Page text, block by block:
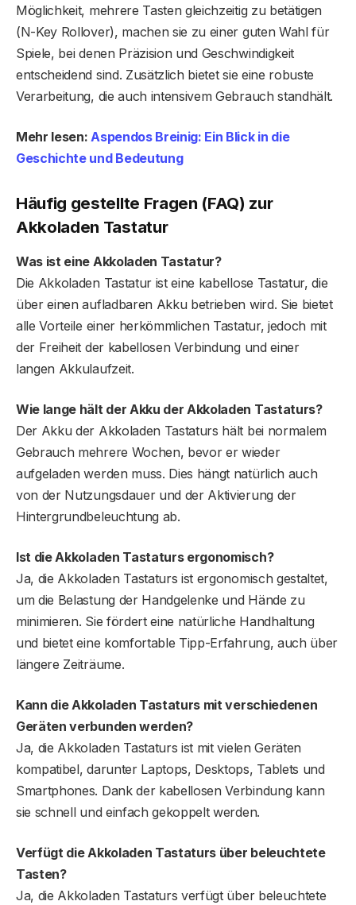
Möglichkeit, mehrere Tasten gleichzeitig zu betätigen
(N-Key Rollover), machen sie zu einer guten Wahl für
Spiele, bei denen Präzision und Geschwindigkeit
entscheidend sind. Zusätzlich bietet sie eine robuste
Verarbeitung, die auch intensivem Gebrauch standhält.
Mehr lesen:Aspendos Breinig: Ein Blick in die
Geschichte und Bedeutung
Häufig gestellte Fragen (FAQ) zur
Akkoladen Tastatur
Was ist eine Akkoladen Tastatur?
Die Akkoladen Tastatur ist eine kabellose Tastatur, die
über einen aufladbaren Akku betrieben wird. Sie bietet
alle Vorteile einer herkömmlichen Tastatur, jedoch mit
der Freiheit der kabellosen Verbindung und einer
langen Akkulaufzeit.
Wie lange hält der Akku der Akkoladen Tastaturs?
Der Akku der Akkoladen Tastaturs hält bei normalem
Gebrauch mehrere Wochen, bevor er wieder
aufgeladen werden muss. Dies hängt natürlich auch
von der Nutzungsdauer und der Aktivierung der
Hintergrundbeleuchtung ab.
Ist die Akkoladen Tastaturs ergonomisch?
Ja, die Akkoladen Tastaturs ist ergonomisch gestaltet,
um die Belastung der Handgelenke und Hände zu
minimieren. Sie fördert eine natürliche Handhaltung
und bietet eine komfortable Tipp-Erfahrung, auch über
längere Zeiträume.
Kann die Akkoladen Tastaturs mit verschiedenen
Geräten verbunden werden?
Ja, die Akkoladen Tastaturs ist mit vielen Geräten
kompatibel, darunter Laptops, Desktops, Tablets und
Smartphones. Dank der kabellosen Verbindung kann
sie schnell und einfach gekoppelt werden.
Verfügt die Akkoladen Tastaturs über beleuchtete
Tasten?
Ja, die Akkoladen Tastaturs verfügt über beleuchtete